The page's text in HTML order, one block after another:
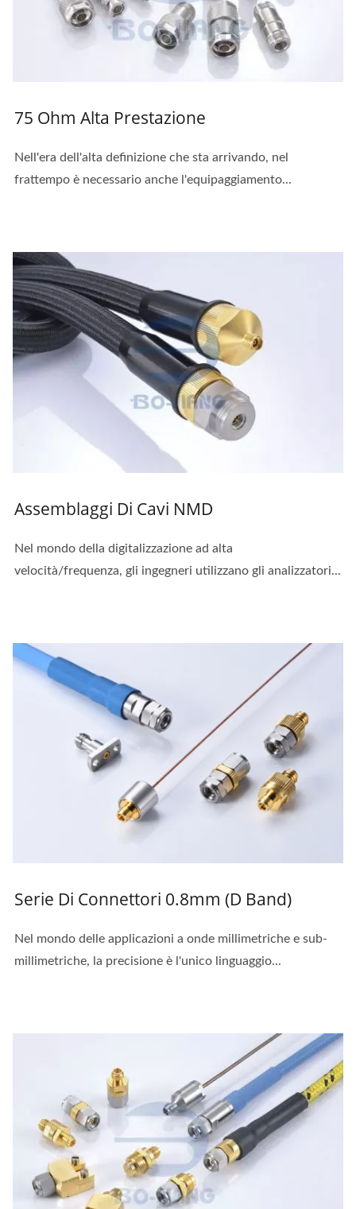
75 Ohm Alta Prestazione
Nell'era dell'alta definizione che sta arrivando, nel
frattempo è necessario anche l'equipaggiamento...
Assemblaggi Di Cavi NMD
Nel mondo della digitalizzazione ad alta
velocità/frequenza, gli ingegneri utilizzano gli analizzatori...
Serie Di Connettori 0.8mm (D Band)
Nel mondo delle applicazioni a onde millimetriche e sub-
millimetriche, la precisione è l'unico linguaggio...